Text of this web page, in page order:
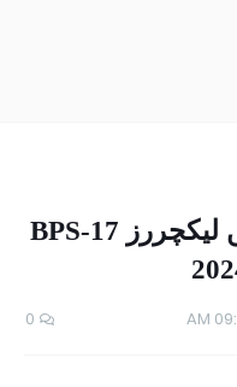
واپڈا کیڈٹ کالج تربیلا میں لیکچررز BPS-17
0